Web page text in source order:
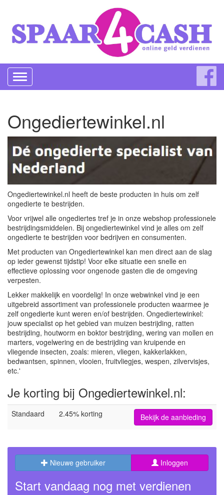
Toggle
navigation
Ongediertewinkel.nl
Ongediertewinkel.nl heeft de beste producten in huis om zelf
ongedierte te bestrijden.
Voor vrijwel alle ongediertes tref je in onze webshop professionele
bestrijdingsmiddelen. Bij ongediertewinkel vind je alles om zelf
ongedierte te bestrijden voor bedrijven en consumenten.
Met producten van Ongediertewinkel kan men direct aan de slag
op ieder gewenst tijdstip! Voor elke situatie een snelle en
effectieve oplossing voor ongenode gasten die de omgeving
verpesten.
Lekker makkelijk en voordelig! In onze webwinkel vind je een
uitgebreid assortiment van professionele producten waarmee je
zelf ongedierte kunt weren en/of bestrijden. Ongediertewinkel:
jouw specialist op het gebied van muizen bestrijding, ratten
bestrijding, houtworm en boktor bestrijding, wering van mollen en
marters, vogelwering en de bestrijding van kruipende en
vliegende insecten, zoals: mieren, vliegen, kakkerlakken,
bedwantsen, spinnen, vlooien, fruitvliegjes, wespen, zilvervisjes,
etc.'
Je korting bij Ongediertewinkel.nl:
Standaard 2.45% korting Bekijk de aanbieding
Nieuwe gebruiker Inloggen
Start vandaag nog met verdienen